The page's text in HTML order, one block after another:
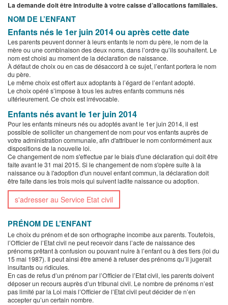
La demande doit être introduite à votre caisse d’allocations familiales.
NOM DE L’ENFANT
Enfants nés le 1er juin 2014 ou après cette date
Les parents peuvent donner à leurs enfants le nom du père, le nom de la
mère ou une combinaison des deux noms, dans l’ordre qu’ils souhaitent. Le
nom est choisi au moment de la déclaration de naissance.
À défaut de choix ou en cas de désaccord à ce sujet, l’enfant portera le nom
du père.
Le même choix est offert aux adoptants à l’égard de l’enfant adopté.
Le choix opéré s’impose à tous les autres enfants communs nés
ultérieurement. Ce choix est irrévocable.
Enfants nés avant le 1er juin 2014
Pour les enfants mineurs nés ou adoptés avant le 1er juin 2014, il est
possible de solliciter un changement de nom pour vos enfants auprès de
votre administration communale, afin d'attribuer le nom conformément aux
dispositions de la nouvelle loi.
Ce changement de nom s'effectue par le biais d'une déclaration qui doit être
faite avant le 31 mai 2015. Si le changement de nom s'opère suite à la
naissance ou à l'adoption d'un nouvel enfant commun, la déclaration doit
être faite dans les trois mois qui suivent ladite naissance ou adoption.
s'adresser au Service Etat civil
PRÉNOM DE L’ENFANT
Le choix du prénom et de son orthographe incombe aux parents. Toutefois,
l’Officier de l’Etat civil ne peut recevoir dans l’acte de naissance des
prénoms prêtant à confusion ou pouvant nuire à l’enfant ou à des tiers (loi du
15 mai 1987). Il peut ainsi être amené à refuser des prénoms qu’il jugerait
insultants ou ridicules.
En cas de refus d’un prénom par l’Officier de l’Etat civil, les parents doivent
déposer un recours auprès d’un tribunal civil. Le nombre de prénoms n’est
pas limité par la Loi mais l’Officier de l’Etat civil peut décider de n’en
accepter qu’un certain nombre.